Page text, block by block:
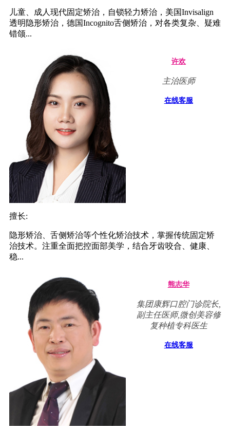
儿童、成人现代固定矫治，自锁轻力矫治，美国Invisalign
透明隐形矫治，德国Incognito舌侧矫治，对各类复杂、疑难
错颌...
许欢
主治医师
在线客服
擅长:
隐形矫治、舌侧矫治等个性化矫治技术，掌握传统固定矫
治技术。注重全面把控面部美学，结合牙齿咬合、健康、
稳...
熊志华
集团康辉口腔门诊院长,
副主任医师,微创美容修
复种植专科医生
在线客服